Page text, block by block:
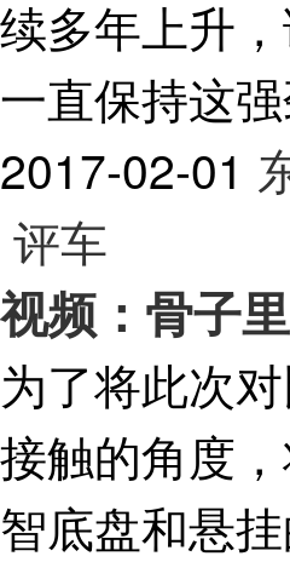
续多年上升
一直保持这
2017-02-01
评车
视频：骨子
为了将此次
接触的角度
智底盘和悬